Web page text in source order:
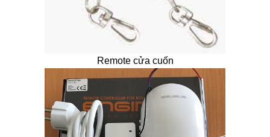
Remote cửa cuốn